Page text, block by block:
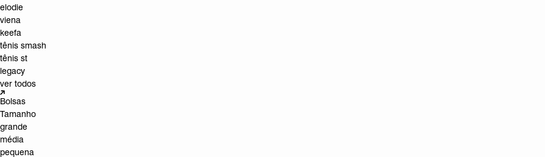
elodie
viena
keefa
tênis smash
tênis st
legacy
ver todos
Bolsas
Tamanho
grande
média
pequena